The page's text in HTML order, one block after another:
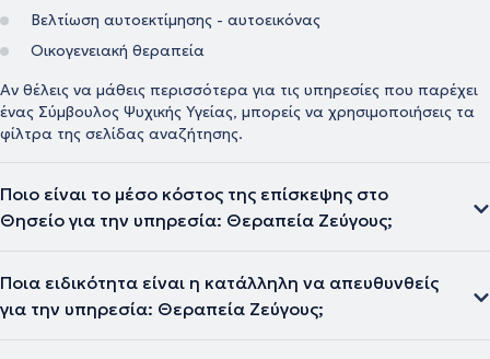
Βελτίωση αυτοεκτίμησης - αυτοεικόνας
Οικογενειακή θεραπεία
Αν θέλεις να μάθεις περισσότερα για τις υπηρεσίες που παρέχει
ένας Σύμβουλος Ψυχικής Υγείας, μπορείς να χρησιμοποιήσεις τα
φίλτρα της σελίδας αναζήτησης.
Ποιο είναι το μέσο κόστος της επίσκεψης στο
Θησείο για την υπηρεσία: Θεραπεία Ζεύγους;
Ποια ειδικότητα είναι η κατάλληλη να απευθυνθείς
για την υπηρεσία: Θεραπεία Ζεύγους;